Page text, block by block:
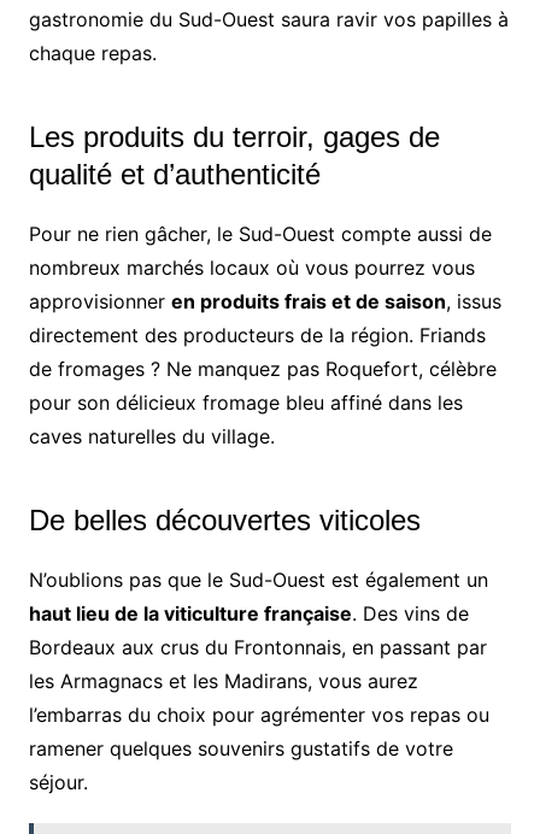
gastronomie du Sud-Ouest saura ravir vos papilles à
chaque repas.
Les produits du terroir, gages de
qualité et d’authenticité
Pour ne rien gâcher, le Sud-Ouest compte aussi de
nombreux marchés locaux où vous pourrez vous
approvisionner en produits frais et de saison, issus
directement des producteurs de la région. Friands
de fromages ? Ne manquez pas Roquefort, célèbre
pour son délicieux fromage bleu affiné dans les
caves naturelles du village.
De belles découvertes viticoles
N’oublions pas que le Sud-Ouest est également un
haut lieu de la viticulture française. Des vins de
Bordeaux aux crus du Frontonnais, en passant par
les Armagnacs et les Madirans, vous aurez
l’embarras du choix pour agrémenter vos repas ou
ramener quelques souvenirs gustatifs de votre
séjour.